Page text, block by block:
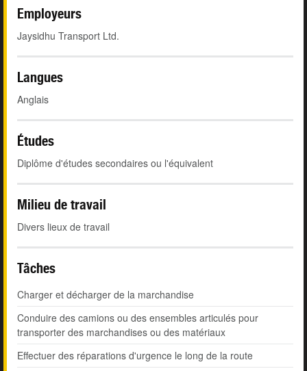
Employeurs
Jaysidhu Transport Ltd.
Langues
Anglais
Études
Diplôme d'études secondaires ou l'équivalent
Milieu de travail
Divers lieux de travail
Tâches
Charger et décharger de la marchandise
Conduire des camions ou des ensembles articulés pour
transporter des marchandises ou des matériaux
Effectuer des réparations d'urgence le long de la route